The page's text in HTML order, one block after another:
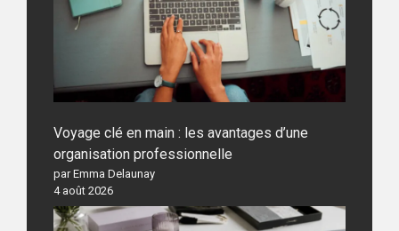
Voyage clé en main : les avantages d’une
organisation professionnelle
par Emma Delaunay
4 août 2026